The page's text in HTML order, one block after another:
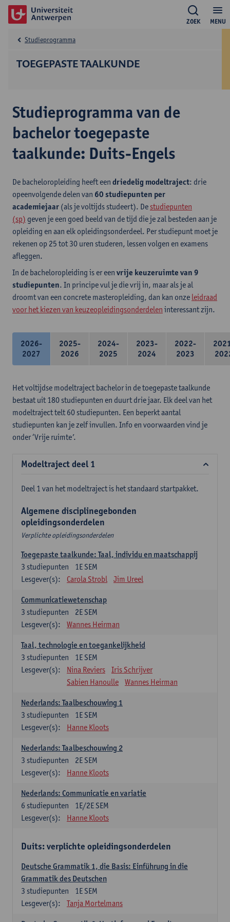
MENU
ZOEK
TOEGEPASTE TAALKUNDE
Studieprogramma
Studieprogramma van de
bachelor toegepaste
taalkunde: Duits-Engels
De bacheloropleiding heeft een driedelig modeltraject: drie
opeenvolgende delen van 60 studiepunten per
academiejaar (als je voltijds studeert). De studiepunten
(sp) geven je een goed beeld van de tijd die je zal besteden aan je
opleiding en aan elk opleidingsonderdeel. Per studiepunt moet je
rekenen op 25 tot 30 uren studeren, lessen volgen en examens
afleggen.
In de bacheloropleiding is er een vrije keuzeruimte van 9
studiepunten. In principe vul je die vrij in, maar als je al
droomt van een concrete masteropleiding, dan kan onze leidraad
voor het kiezen van keuzeopleidingsonderdelen interessant zijn.
2026-
2027
2025-
2026
2024-
2025
2023-
2024
2022-
2023
Het voltijdse modeltraject bachelor in de toegepaste taalkunde
bestaat uit 180 studiepunten en duurt drie jaar. Elk deel van het
modeltraject telt 60 studiepunten. Een beperkt aantal
studiepunten kan je zelf invullen. Info en voorwaarden vind je
onder ‘Vrije ruimte’.
Modeltraject deel 1
Deel 1 van het modeltraject is het standaard startpakket.
Algemene disciplinegebonden
opleidingsonderdelen
Verplichte opleidingsonderdelen
Toegepaste taalkunde: Taal, individu en maatschappij
1E SEM
3 studiepunten
Lesgever(s):
Carola Strobl Jim Ureel
Communicatiewetenschap
2E SEM
3 studiepunten
Lesgever(s):
Wannes Heirman
Taal, technologie en toegankelijkheid
1E SEM
3 studiepunten
Lesgever(s):
Nina Reviers
Iris Schrijver
Sabien Hanoulle
Wannes Heirman
Nederlands: Taalbeschouwing 1
1E SEM
3 studiepunten
Lesgever(s):
Hanne Kloots
Nederlands: Taalbeschouwing 2
2E SEM
3 studiepunten
Lesgever(s):
Hanne Kloots
Nederlands: Communicatie en variatie
1E/2E SEM
6 studiepunten
Lesgever(s):
Hanne Kloots
Duits: verplichte opleidingsonderdelen
Deutsche Grammatik 1, die Basis: Einführung in die
Grammatik des Deutschen
1E SEM
3 studiepunten
Lesgever(s):
Tanja Mortelmans